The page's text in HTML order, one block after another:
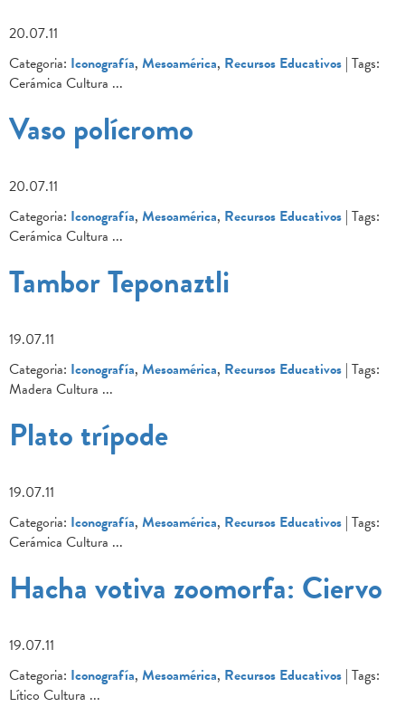
20.07.11
Categoria: Iconografía, Mesoamérica, Recursos Educativos | Tags:
Cerámica Cultura ...
Vaso polícromo
20.07.11
Categoria: Iconografía, Mesoamérica, Recursos Educativos | Tags:
Cerámica Cultura ...
Tambor Teponaztli
19.07.11
Categoria: Iconografía, Mesoamérica, Recursos Educativos | Tags:
Madera Cultura ...
Plato trípode
19.07.11
Categoria: Iconografía, Mesoamérica, Recursos Educativos | Tags:
Cerámica Cultura ...
Hacha votiva zoomorfa: Ciervo
19.07.11
Categoria: Iconografía, Mesoamérica, Recursos Educativos | Tags:
Lítico Cultura ...